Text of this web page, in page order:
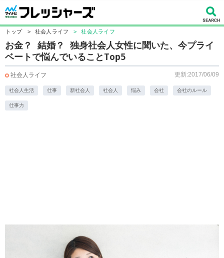
トップ > 社会人ライフ > 社会人ライフ
お金？ 結婚？ 独身社会人女性に聞いた、今プライ
ベートで悩んでいることTop5
社会人ライフ 更新:2017/06/09
社会人生活 仕事 新社会人 社会人 悩み 会社 会社のルール
仕事力